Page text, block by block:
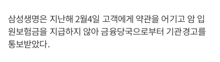
삼성생명은 지난해 2월4일 고객에게 약관을 어기고 암 입
원보험금을 지급하지 않아 금융당국으로부터 기관경고를
통보받았다.